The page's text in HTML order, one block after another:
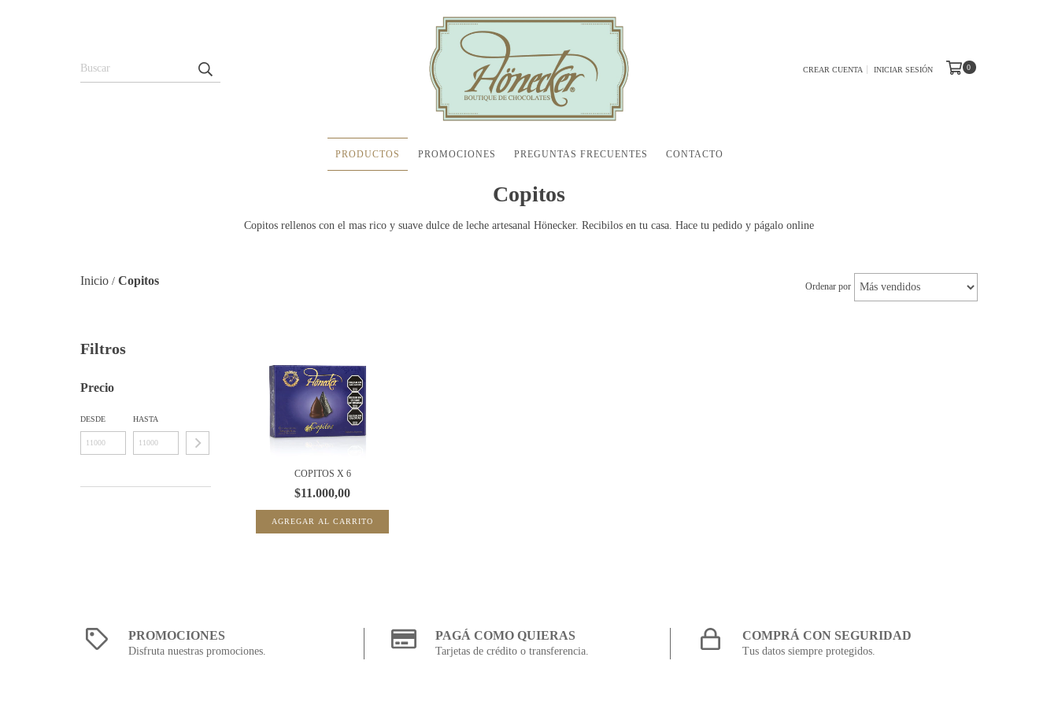
CREAR CUENTA INICIAR SESIÓN 0
PRODUCTOS PROMOCIONES PREGUNTAS FRECUENTES CONTACTO
Copitos
Copitos rellenos con el mas rico y suave dulce de leche artesanal Hönecker. Recibilos en tu casa. Hace tu pedido y págalo online
Inicio / Copitos Ordenar por
Filtros
Precio
DESDE HASTA
COPITOS X 6
$11.000,00
PROMOCIONES
Disfruta nuestras promociones.
PAGÁ COMO QUIERAS
Tarjetas de crédito o transferencia.
COMPRÁ CON SEGURIDAD
Tus datos siempre protegidos.